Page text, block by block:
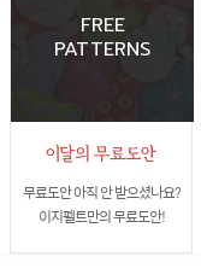
FREE
PATTERNS
무료도안 아직 안 받으셨나요?
이지펠트만의 무료도안!